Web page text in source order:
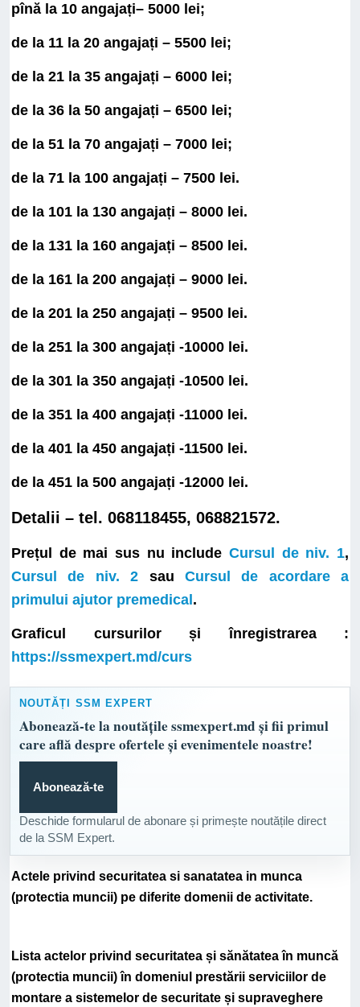
pînă la 10 angajați– 5000 lei;
de la 11 la 20 angajați – 5500 lei;
de la 21 la 35 angajați – 6000 lei;
de la 36 la 50 angajați – 6500 lei;
de la 51 la 70 angajați – 7000 lei;
de la 71 la 100 angajați – 7500 lei.
de la 101 la 130 angajați – 8000 lei.
de la 131 la 160 angajați – 8500 lei.
de la 161 la 200 angajați – 9000 lei.
de la 201 la 250 angajați – 9500 lei.
de la 251 la 300 angajați -10000 lei.
de la 301 la 350 angajați -10500 lei.
de la 351 la 400 angajați -11000 lei.
de la 401 la 450 angajați -11500 lei.
de la 451 la 500 angajați -12000 lei.
Detalii – tel. 068118455, 068821572.
Prețul de mai sus nu include Cursul de niv. 1,
Cursul de niv. 2 sau Cursul de acordare a
primului ajutor premedical .
Graficul cursurilor și înregistrarea :
https://ssmexpert.md/curs
NOUTĂȚI SSM EXPERT
Abonează-te la noutățile ssmexpert.md și fii primul
care află despre ofertele și evenimentele noastre!
Abonează-te
Deschide formularul de abonare și primește noutățile direct
de la SSM Expert.
Actele privind securitatea si sanatatea in munca
(protectia muncii) pe diferite domenii de activitate.
Lista actelor privind securitatea și sănătatea în muncă
(protectia muncii) în domeniul prestării serviciilor de
montare a sistemelor de securitate și supraveghere